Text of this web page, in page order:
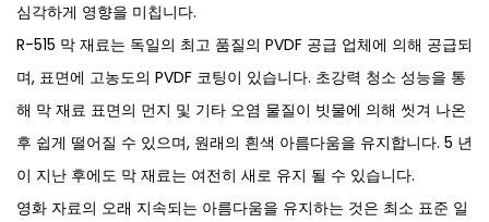
심각하게 영향을 미칩니다.
R-515 막 재료는 독일의 최고 품질의 PVDF 공급 업체에 의해 공급되
며, 표면에 고농도의 PVDF 코팅이 있습니다. 초강력 청소 성능을 통
해 막 재료 표면의 먼지 및 기타 오염 물질이 빗물에 의해 씻겨 나온
후 쉽게 떨어질 수 있으며, 원래의 흰색 아름다움을 유지합니다. 5 년
이 지난 후에도 막 재료는 여전히 새로 유지 될 수 있습니다.
영화 자료의 오래 지속되는 아름다움을 유지하는 것은 최소 표준 일